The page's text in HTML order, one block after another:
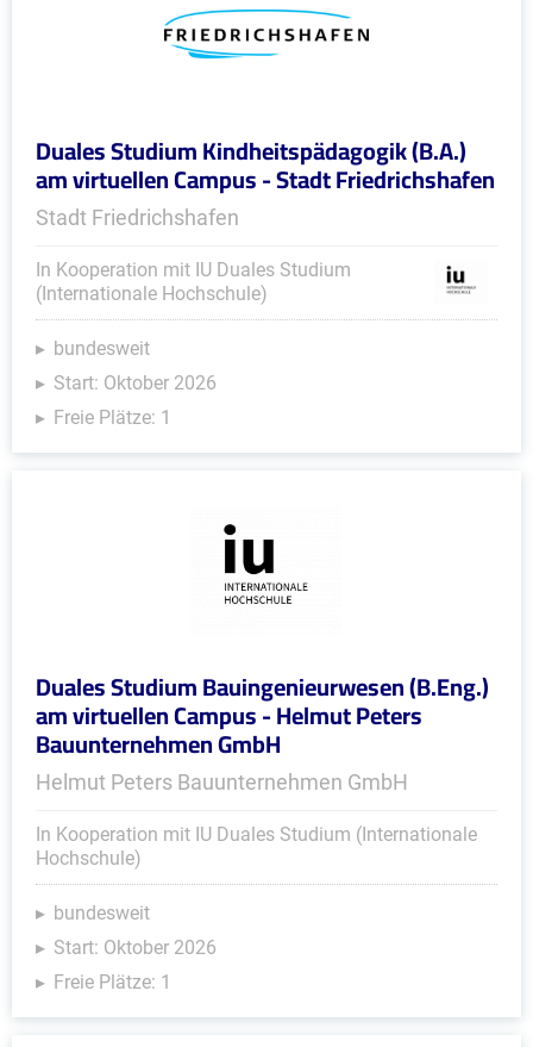
Duales Studium Kindheitspädagogik (B.A.)
am virtuellen Campus - Stadt Friedrichshafen
Stadt Friedrichshafen
In Kooperation mit IU Duales Studium
(Internationale Hochschule)
bundesweit
Start: Oktober 2026
Freie Plätze: 1
Duales Studium Bauingenieurwesen (B.Eng.)
am virtuellen Campus - Helmut Peters
Bauunternehmen GmbH
Helmut Peters Bauunternehmen GmbH
In Kooperation mit IU Duales Studium (Internationale
Hochschule)
bundesweit
Start: Oktober 2026
Freie Plätze: 1